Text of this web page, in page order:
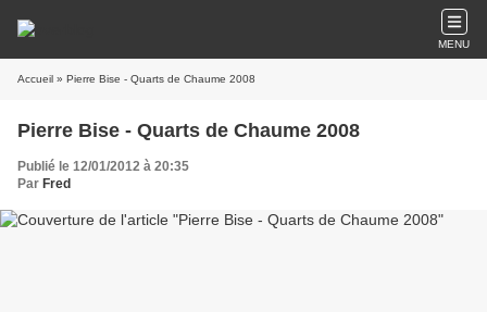
MENU
Accueil » Pierre Bise - Quarts de Chaume 2008
Pierre Bise - Quarts de Chaume 2008
Publié le 12/01/2012 à 20:35
Par Fred